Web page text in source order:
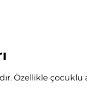
Özellikle